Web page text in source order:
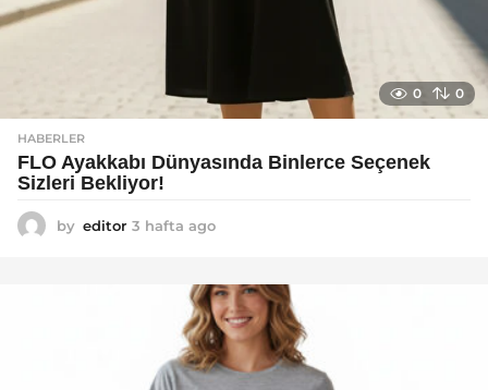
0 0
HABERLER
FLO Ayakkabı Dünyasında Binlerce Seçenek
Sizleri Bekliyor!
by editor 3 hafta ago
a
g
o